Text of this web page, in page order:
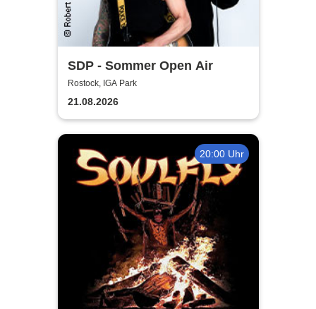
SDP - Sommer Open Air
Rostock, IGA Park
21.08.2026
20:00 Uhr